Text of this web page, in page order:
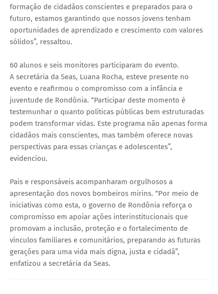
formação de cidadãos conscientes e preparados para o
futuro, estamos garantindo que nossos jovens tenham
oportunidades de aprendizado e crescimento com valores
sólidos”, ressaltou.
60 alunos e seis monitores participaram do evento.
A secretária da Seas, Luana Rocha, esteve presente no
evento e reafirmou o compromisso com a infância e
juventude de Rondônia. “Participar deste momento é
testemunhar o quanto políticas públicas bem estruturadas
podem transformar vidas. Este programa não apenas forma
cidadãos mais conscientes, mas também oferece novas
perspectivas para essas crianças e adolescentes”,
evidenciou.
Pais e responsáveis acompanharam orgulhosos a
apresentação dos novos bombeiros mirins. “Por meio de
iniciativas como esta, o governo de Rondônia reforça o
compromisso em apoiar ações interinstitucionais que
promovam a inclusão, proteção e o fortalecimento de
vínculos familiares e comunitários, preparando as futuras
gerações para uma vida mais digna, justa e cidadã”,
enfatizou a secretária da Seas.